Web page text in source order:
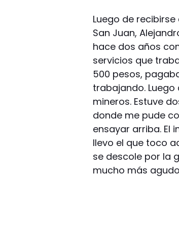
Luego de
San Juan,
hace dos años
servicios que
500 pesos,
trabajando.
mineros. Estuve
donde me pude
ensayar arriba. El
llevo el que toco
se descole por la
mucho más